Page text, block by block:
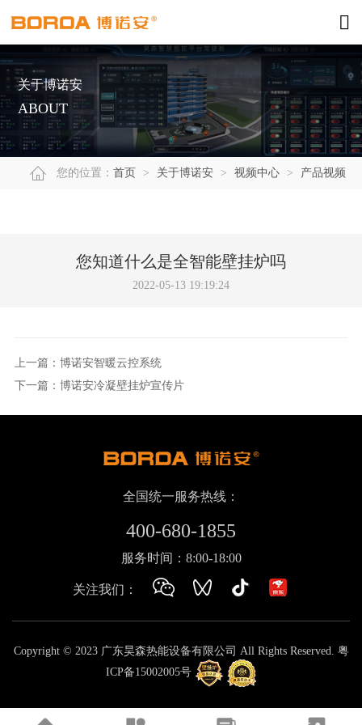
关于博诺安
ABOUT
您的位置： 首页 > 关于博诺安 > 视频中心 > 产品视频
您知道什么是全智能壁挂炉吗
2022-05-13 19:19:24
上一篇：博诺安智暖云控系统
下一篇：博诺安冷凝壁挂炉宣传片
全国统一服务热线：
400-680-1855
服务时间：8:00-18:00
关注我们：
Copyright © 2023 广东昊森热能设备有限公司 All Rights Reserved. 粤
ICP备15002005号